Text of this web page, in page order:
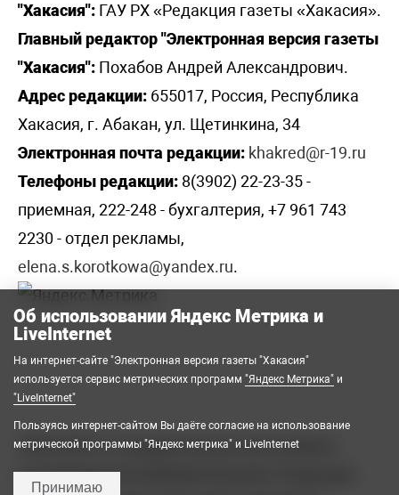
"Хакасия": ГАУ РХ «Редакция газеты «Хакасия».
Главный редактор "Электронная версия газеты
"Хакасия": Похабов Андрей Александрович.
Адрес редакции: 655017, Россия, Республика
Хакасия, г. Абакан, ул. Щетинкина, 34
Электронная почта редакции: khakred@r-19.ru
Телефоны редакции: 8(3902) 22-23-35 -
приемная, 222-248 - бухгалтерия, +7 961 743
2230 - отдел рекламы,
elena.s.korotkowa@yandex.ru.
2008-2026 © Государственное автономное
учреждение Республики Хакасия «Редакция
Об использовании Яндекс Метрика и
LiveInternet
На интернет-сайте "Электронная версия газеты "Хакасия"
используется сервис метрических программ "Яндекс Метрика" и
"LiveInternet"
Пользуясь интернет-сайтом Вы даёте согласие на использование
метрической программы "Яндекс метрика" и LiveInternet
Принимаю